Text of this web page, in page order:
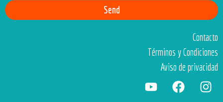
Send
Contacto
Términos y Condiciones
Aviso de privacidad